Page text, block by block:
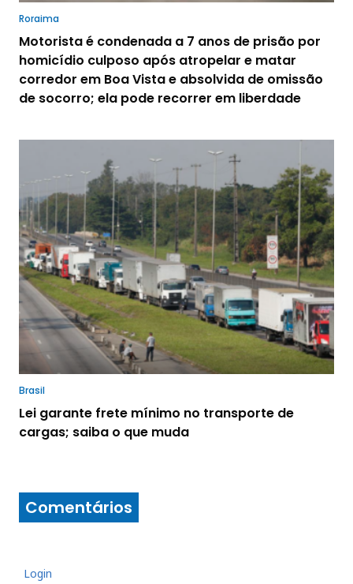
Roraima
Motorista é condenada a 7 anos de prisão por
homicídio culposo após atropelar e matar
corredor em Boa Vista e absolvida de omissão
de socorro; ela pode recorrer em liberdade
Brasil
Lei garante frete mínimo no transporte de
cargas; saiba o que muda
Comentários
Login